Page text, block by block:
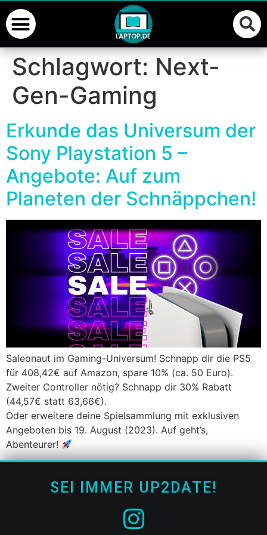
Schlagwort: Next-
Gen-Gaming
Erkunde das Universum der
Sony Playstation 5 –
Angebote: Auf zum
Planeten der Schnäppchen!
Saleonaut im Gaming-Universum! Schnapp dir die PS5
für 408,42€ auf Amazon, spare 10% (ca. 50 Euro).
Zweiter Controller nötig? Schnapp dir 30% Rabatt
(44,57€ statt 63,66€).
Oder erweitere deine Spielsammlung mit exklusiven
Angeboten bis 19. August (2023). Auf geht’s,
Abenteurer!
SEI IMMER UP2DATE!